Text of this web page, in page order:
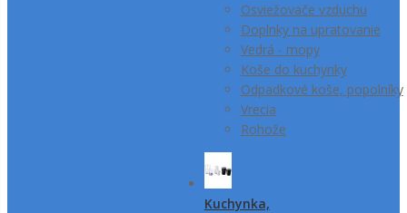
Osviežovače vzduchu
Doplnky na upratovanie
Vedrá - mopy
Koše do kuchynky
Odpadkové koše, popolníky
Vrecia
Rohože
Kuchynka,